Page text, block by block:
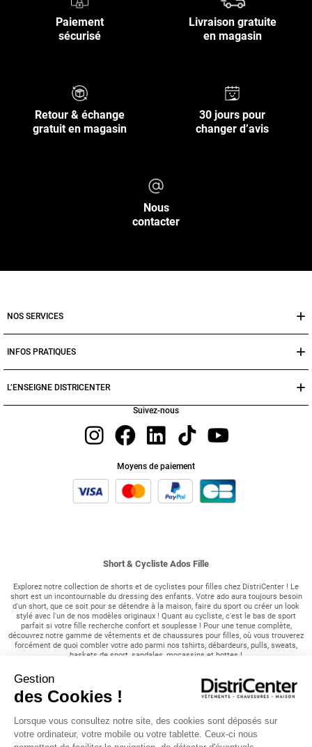
Gestion
des Cookies !
Lorsque vous consultez notre site, des cookies sont déposés sur
votre ordinateur, votre mobile ou votre tablette. Ceux-ci nous
Short & Cycliste Ados Fille
Explorez notre collection de shorts et de cyclistes pour filles chez DistriCenter ! Le
short est un incontournable du dressing des enfants. Votre ado aura toujours besoin
d'un short, que ce soit pour se détendre à la maison, faire du sport ou créer un look
stylé avec l'un de nos modèles originaux ! Quant au cycliste, c'est le bas de sport
parfait si votre fille recherche confort et souplesse ! Pour une tenue complète,
découvrez notre gamme de vêtements et de chaussures pour filles, où vous trouverez
forcément de quoi combler votre ado parmi nos tshirts, débardeurs, pulls, sweats,
baskets de sport, sandales, mocassins et bottes !
Nos shorts et cyclistes pour filles :
Les shorts et les cyclistes sont deux pièces de vêtement idéales pour le sport ! Nos
convenir à tous les styles ! Dotés d'une taille élastique, ils offrent un confort au
niveau de la taille et s'adaptent à toutes les morphologies. Pour un bas un peu plus
long et très léger, le cycliste rendra vos séances de sport des plus agréables !
Paiement
sécurisé
Livraison gratuite
en magasin
Retour & échange
gratuit en magasin
30 jours pour
changer d’avis
Nous
contacter
NOS SERVICES
INFOS PRATIQUES
L’ENSEIGNE DISTRICENTER
Suivez-nous
Moyens de paiement